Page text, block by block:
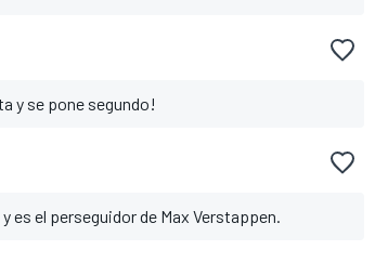
y se pone segundo!
es el perseguidor de Max Verstappen.